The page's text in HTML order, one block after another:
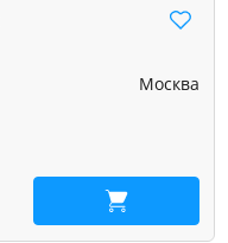
Москва
В корзину